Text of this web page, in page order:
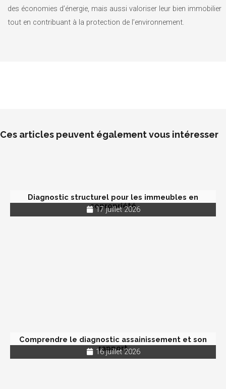
des économies d’énergie, mais aussi valoriser leur bien immobilier
tout en contribuant à la protection de l’environnement.
Ces articles peuvent également vous intéresser
Diagnostic structurel pour les immeubles en
copropriété
17 juillet 2026
Comprendre le diagnostic assainissement et son
rapport
16 juillet 2026